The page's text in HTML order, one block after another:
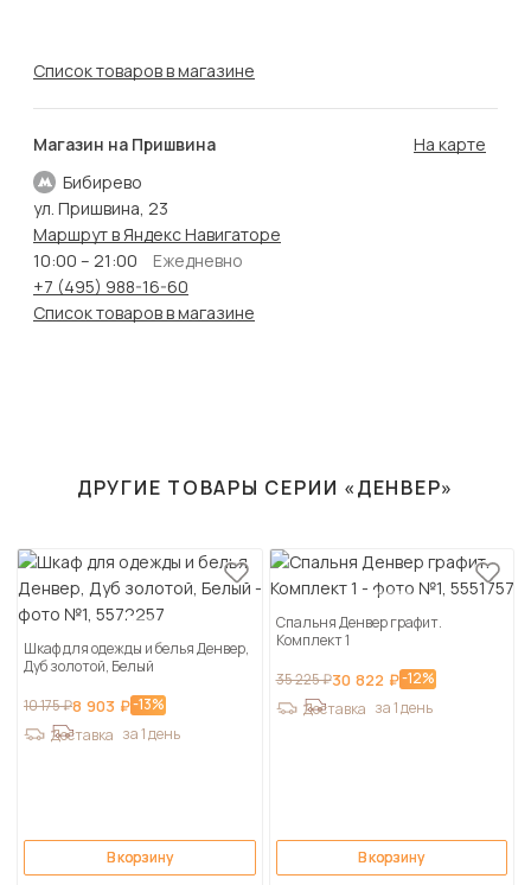
Список товаров в магазине
Магазин на Пришвина
Бибирево
На карте
ул. Пришвина, 23
Маршрут в Яндекс Навигаторе
10:00 – 21:00
Ежедневно
+7 (495) 988-16-60
Список товаров в магазине
ДРУГИЕ ТОВАРЫ СЕРИИ «ДЕНВЕР»
Шкаф для одежды и белья Денвер,
Дуб золотой, Белый
10 175 ₽8 903 ₽-13%
Доставка за 1 день
В корзину
Спальня Денвер графит.
Комплект 1
35 225 ₽30 822 ₽-12%
Доставка за 1 день
В корзину